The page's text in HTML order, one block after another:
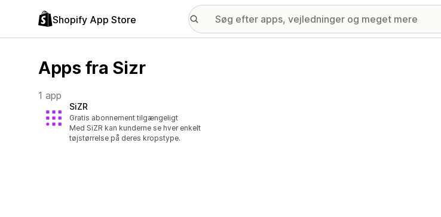
Shopify App Store
Apps fra Sizr
1 app
SiZR
Gratis abonnement tilgængeligt
Med SiZR kan kunderne se hver enkelt
tøjstørrelse på deres kropstype.